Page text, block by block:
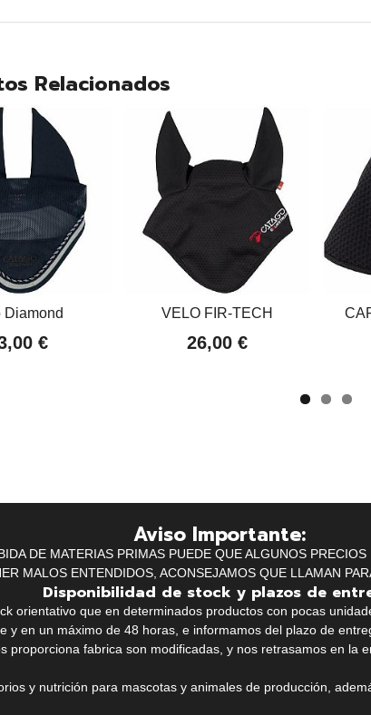
Relacionados
Diamond
€
VELO FIR-TECH
26,00 €
Aviso Importante:
DE MATERIAS PRIMAS PUEDE QUE ALGUNOS
MALOS ENTENDIDOS, ACONSEJAMOS QUE LLAMAN
Disponibilidad de stock y plazos de
orientativo que en determinados productos con pocas
y en un máximo de 48 horas, e informamos del plazo de
proporciona fabrica son modificadas, y nos retrasamos en la
y nutrición para mascotas y animales de producción,